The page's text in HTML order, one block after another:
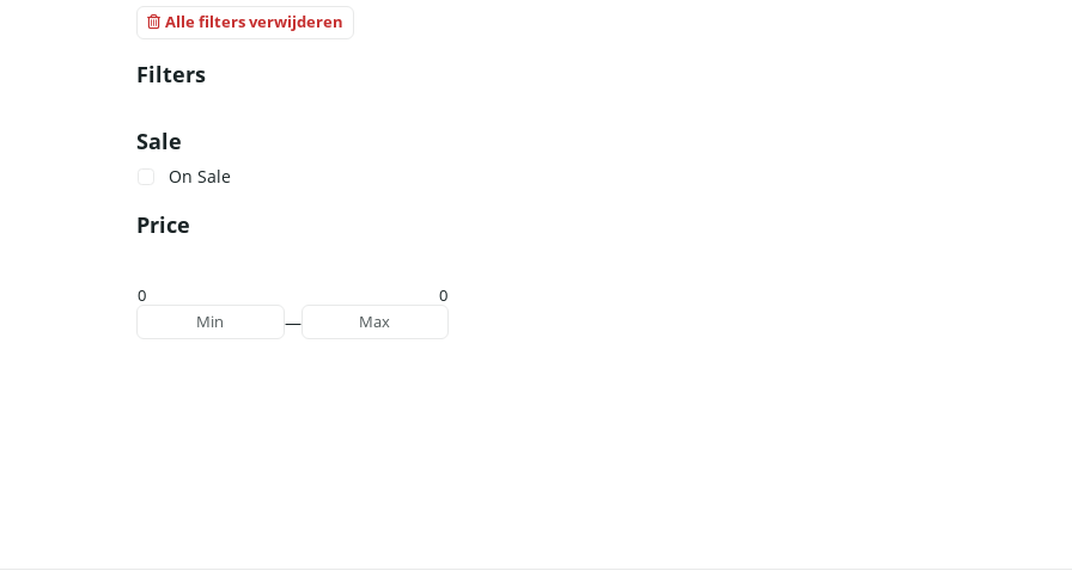
Alle filters verwijderen
Filters
Sale
On Sale
Price
—
0 0